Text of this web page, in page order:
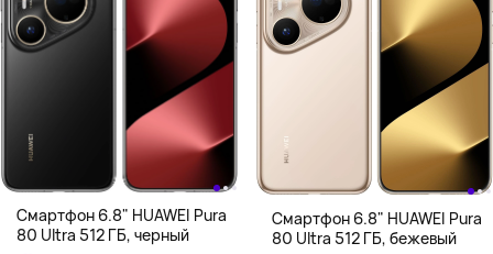
Смартфон 6.8" HUAWEI Pura
80 Ultra 512 ГБ, черный
Смартфон 6.8" HUAWEI Pura
80 Ultra 512 ГБ, бежевый